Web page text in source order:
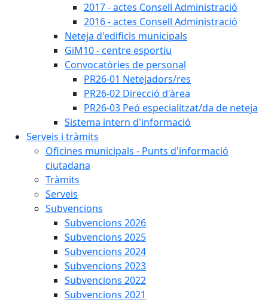
2017 - actes Consell Administració
2016 - actes Consell Administració
Neteja d'edificis municipals
GiM10 - centre esportiu
Convocatòries de personal
PR26-01 Netejadors/res
PR26-02 Direcció d'àrea
PR26-03 Peó especialitzat/da de neteja
Sistema intern d'informació
Serveis i tràmits
Oficines municipals - Punts d'informació
ciutadana
Tràmits
Serveis
Subvencions
Subvencions 2026
Subvencions 2025
Subvencions 2024
Subvencions 2023
Subvencions 2022
Subvencions 2021